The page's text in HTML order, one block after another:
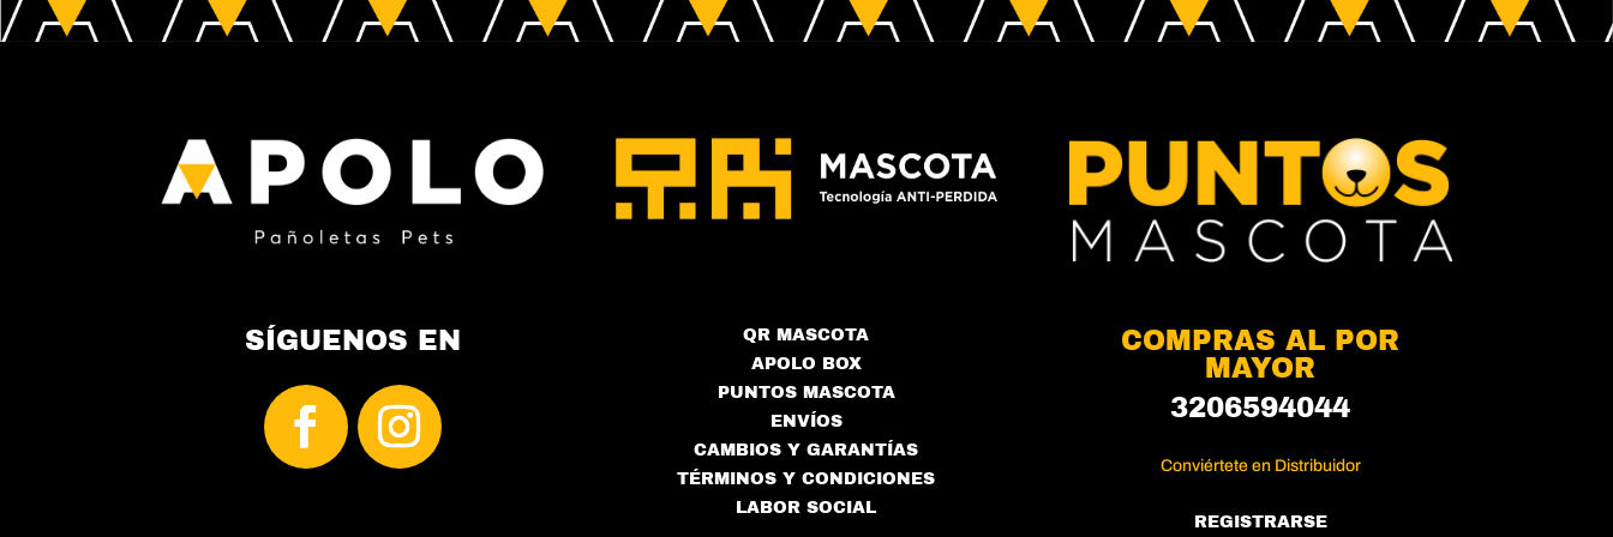
SÍGUENOS EN
QR MASCOTA
APOLO BOX
PUNTOS MASCOTA
ENVÍOS
CAMBIOS Y GARANTÍAS
TÉRMINOS Y CONDICIONES
LABOR SOCIAL
COMPRAS AL POR
MAYOR
3206594044
Conviértete en Distribuidor
REGISTRARSE